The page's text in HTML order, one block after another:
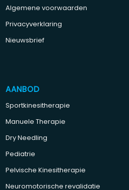
Algemene voorwaarden
Privacyverklaring
Nieuwsbrief
AANBOD
Sportkinesitherapie
Manuele Therapie
Dry Needling
Pediatrie
Pelvische Kinesitherapie
Neuromotorische revalidatie